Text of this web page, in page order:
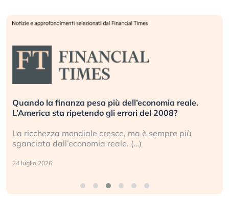
Quando la finanza pesa più dell’economia reale.
L’America sta ripetendo gli errori del 2008?
La ricchezza mondiale cresce, ma è sempre più
sganciata dall’economia reale. (…)
24 luglio 2026